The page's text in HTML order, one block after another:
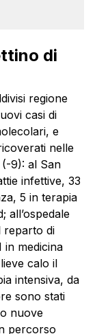
di
regione
casi di
e
nelle
9): al San
infettive, 33
5 in terapia
all’ospedale
reparto di
in medicina
calo il
intensiva, da
sono stati
nuove
percorso